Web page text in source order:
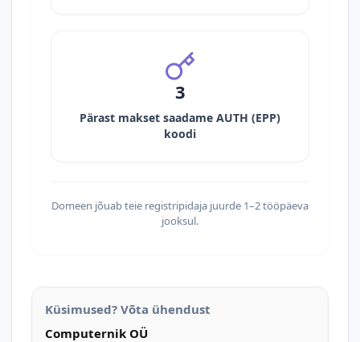
3
Pärast makset saadame AUTH (EPP)
koodi
Domeen jõuab teie registripidaja juurde 1–2 tööpäeva
jooksul.
Küsimused? Võta ühendust
Computernik OÜ